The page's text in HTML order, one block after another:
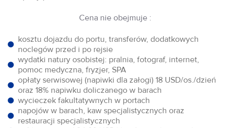
Cena nie obejmuje :
kosztu dojazdu do portu, transferów, dodatkowych
noclegów przed i po rejsie
wydatki natury osobistej: pralnia, fotograf, internet,
pomoc medyczna, fryzjer, SPA
opłaty serwisowej (napiwki dla załogi) 18 USD/os./dzień
oraz 18% napiwku doliczanego w barach
wycieczek fakultatywnych w portach
napojów w barach, kaw specjalistycznych oraz
restauracji specjalistycznych